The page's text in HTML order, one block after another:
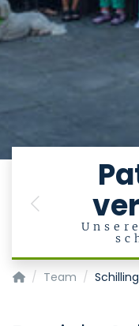
Previous
Klinik für
Team